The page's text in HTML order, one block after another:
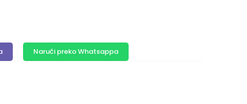
Naruči preko Whatsappa